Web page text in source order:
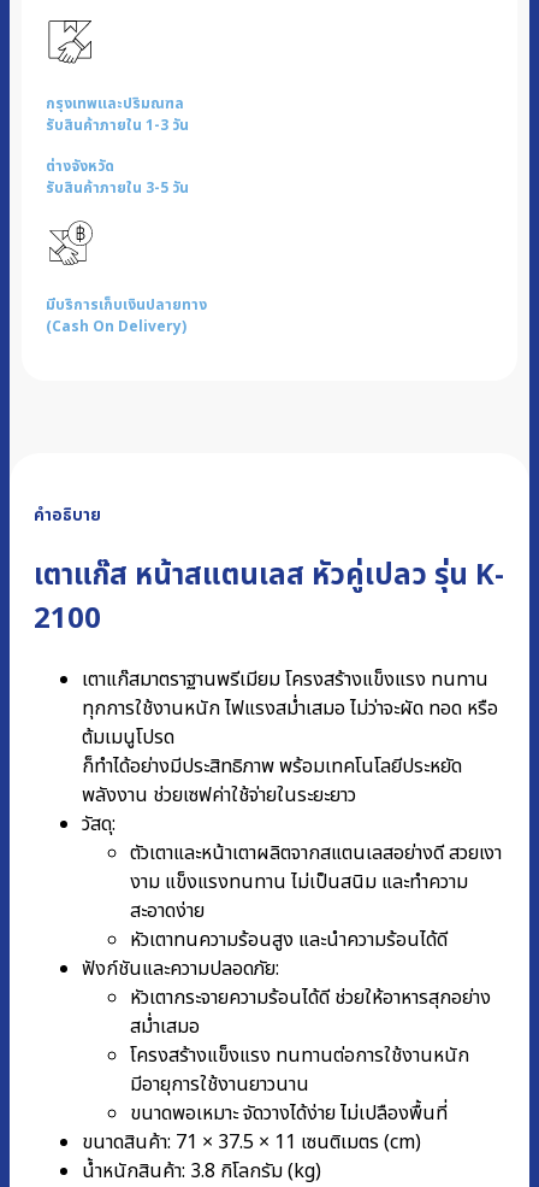
กรุงเทพและปริมณฑล
รับสินค้าภายใน 1-3 วัน
ต่างจังหวัด
รับสินค้าภายใน 3-5 วัน
มีบริการเก็บเงินปลายทาง
(Cash On Delivery)
คำอธิบาย
เตาแก๊ส หน้าสแตนเลส หัวคู่เปลว รุ่น K-
2100
เตาแก๊สมาตราฐานพรีเมียม โครงสร้างแข็งแรง ทนทาน
ทุกการใช้งานหนัก ไฟแรงสม่ำเสมอ ไม่ว่าจะผัด ทอด หรือ
ต้มเมนูโปรด
ก็ทำได้อย่างมีประสิทธิภาพ พร้อมเทคโนโลยีประหยัด
พลังงาน ช่วยเซฟค่าใช้จ่ายในระยะยาว
วัสดุ:
ตัวเตาและหน้าเตาผลิตจากสแตนเลสอย่างดี สวยเงา
งาม แข็งแรงทนทาน ไม่เป็นสนิม และทำความ
สะอาดง่าย
หัวเตาทนความร้อนสูง และนำความร้อนได้ดี
ฟังก์ชันและความปลอดภัย:
หัวเตากระจายความร้อนได้ดี ช่วยให้อาหารสุกอย่าง
สม่ำเสมอ
โครงสร้างแข็งแรง ทนทานต่อการใช้งานหนัก
มีอายุการใช้งานยาวนาน
ขนาดพอเหมาะ จัดวางได้ง่าย ไม่เปลืองพื้นที่
ขนาดสินค้า: 71 × 37.5 × 11 เซนติเมตร (cm)
น้ำหนักสินค้า: 3.8 กิโลกรัม (kg)